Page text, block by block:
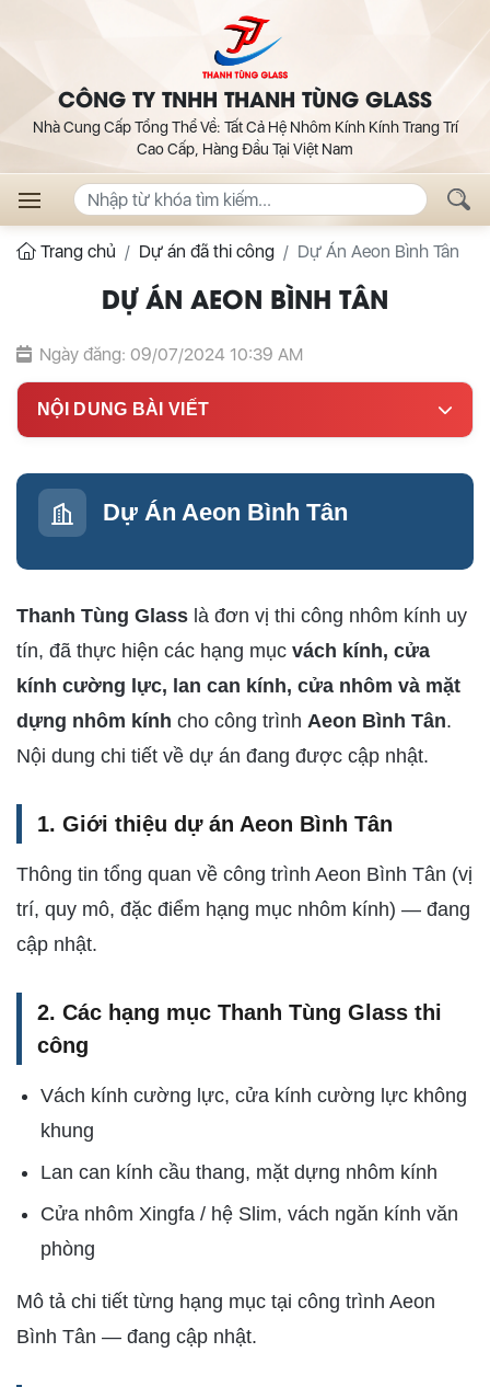
CÔNG TY TNHH THANH TÙNG GLASS
Nhà Cung Cấp Tổng Thể Về: Tất Cả Hệ Nhôm Kính Kính Trang Trí
Cao Cấp, Hàng Đầu Tại Việt Nam
Trang chủ Dự án đã thi công Dự Án Aeon Bình Tân
DỰ ÁN AEON BÌNH TÂN
Ngày đăng: 09/07/2024 10:39 AM
NỘI DUNG BÀI VIẾT
Dự Án Aeon Bình Tân
Thanh Tùng Glass là đơn vị thi công nhôm kính uy
tín, đã thực hiện các hạng mục vách kính, cửa
kính cường lực, lan can kính, cửa nhôm và mặt
dựng nhôm kính cho công trình Aeon Bình Tân.
Nội dung chi tiết về dự án đang được cập nhật.
1. Giới thiệu dự án Aeon Bình Tân
Thông tin tổng quan về công trình Aeon Bình Tân (vị
trí, quy mô, đặc điểm hạng mục nhôm kính) — đang
cập nhật.
2. Các hạng mục Thanh Tùng Glass thi
công
Vách kính cường lực, cửa kính cường lực không
khung
Lan can kính cầu thang, mặt dựng nhôm kính
Cửa nhôm Xingfa / hệ Slim, vách ngăn kính văn
phòng
Mô tả chi tiết từng hạng mục tại công trình Aeon
Bình Tân — đang cập nhật.